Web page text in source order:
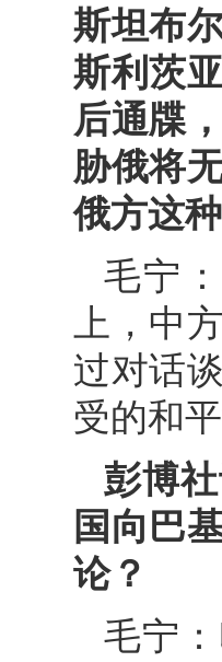
斯坦布
斯利茨
后通牒
胁俄将
俄方这
毛宁
上，中
过对话
受的和
彭博
国向巴
论？
毛宁